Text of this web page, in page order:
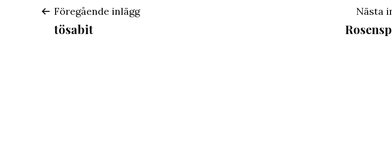
Inläggsnavigering
Föregående inlägg
tösabit
Nästa